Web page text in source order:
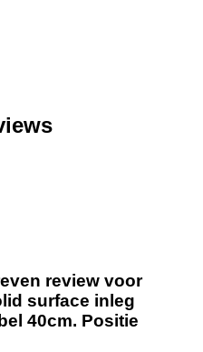
review voor
surface inleg
40cm. Positie